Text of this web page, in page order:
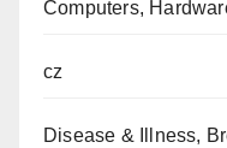
Computers,
cz
Disease & Illness,